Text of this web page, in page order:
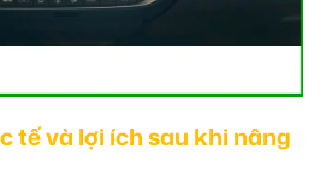
tế và lợi ích sau khi nâng